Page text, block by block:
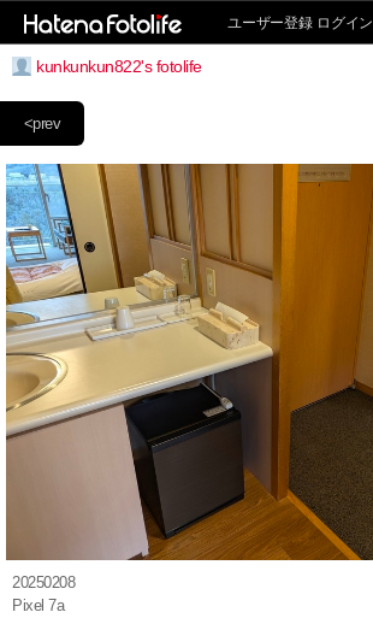
ユーザー登録 ログイン
kunkunkun822's fotolife
<prev
20250208
Pixel 7a